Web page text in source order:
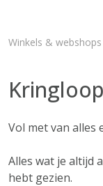
Winkels & webshops
Vol met van alles
Alles wat je altijd
hebt gezien.